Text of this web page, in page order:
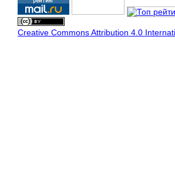
Creative Commons Attribution 4.0